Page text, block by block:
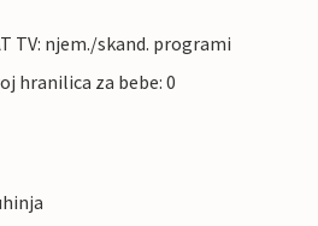
TV: njem./skand. programi
hranilica za bebe: 0